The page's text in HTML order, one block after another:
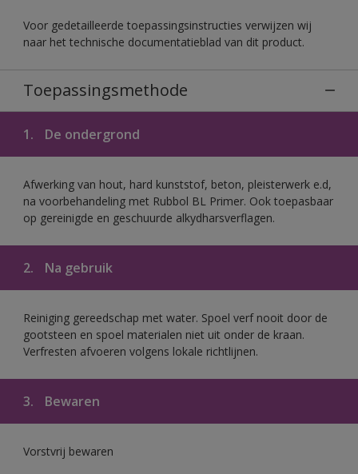
Voor gedetailleerde toepassingsinstructies verwijzen wij
naar het technische documentatieblad van dit product.
Toepassingsmethode
1. De ondergrond
Afwerking van hout, hard kunststof, beton, pleisterwerk e.d,
na voorbehandeling met Rubbol BL Primer. Ook toepasbaar
op gereinigde en geschuurde alkydharsverflagen.
2. Na gebruik
Reiniging gereedschap met water. Spoel verf nooit door de
gootsteen en spoel materialen niet uit onder de kraan.
Verfresten afvoeren volgens lokale richtlijnen.
3. Bewaren
Vorstvrij bewaren